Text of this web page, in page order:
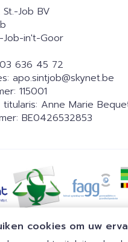
cookies om uw
Job BV
Job-in't-Goor
03 636 45 72
apo.sintjob@skynet.be
115001
Anne Marie
BE0426532853